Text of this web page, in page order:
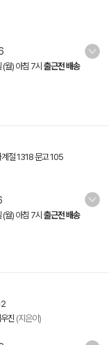
(월) 아침 7시 출근전 배송
절 1318 문고 105
(월) 아침 7시 출근전 배송
진 (지은이)